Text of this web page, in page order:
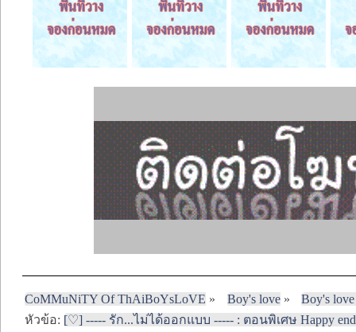
CoMMuNiTY Of ThAiBoYsLoVE » Boy's love»
Boy's
หัวข้อ: [♡] ----- รัก...ไม่ได้ออกแบบ ----- : ตอนพิเศษ Happy